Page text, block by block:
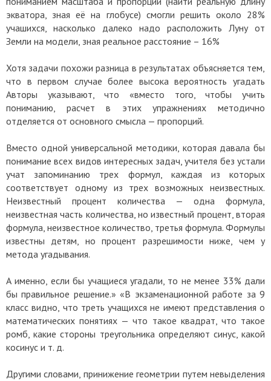
экватора, зная её на глобусе) смогли решить около 28%
учашихся, насколько далеко надо расположить Луну от
Земли на модели, зная реальное расстояние – 16%
Хотя задачи похожи разница в результатах объясняется тем,
что в первом случае более высока вероятность угадать
Авторы указывают, что «вместо того, чтобы учить
пониманию, расчет в этих упражнениях методично
отделяется от основного смысла — пропорций.
Вместо одной универсальной методики, которая давала бы
понимание всех видов интересных задач, учителя без устали
учат запоминанию трех формул, каждая из которых
соответствует одному из трех возможных неизвестных.
Неизвестный процент количества — одна формула,
неизвестная часть количества, но известный процент, вторая
формула, неизвестное количество, третья формула. Формулы
известны детям, но процент разрешимости ниже, чем у
метода угадывания.
А именно, если бы учащиеся угадали, то не менее 33% дали
бы правильное решение.» «В экзаменационной работе за 9
класс видно, что треть учащихся не имеют представления о
математических понятиях — что такое квадрат, что такое
ромб, какие стороны треугольника определяют синус, какой
косинус и т. д.
Другими словами, принижение геометрии путем невыделения